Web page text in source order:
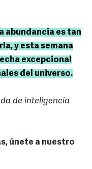
abundancia es tan
y esta semana
excepcional
del universo.
de inteligencia
únete a nuestro